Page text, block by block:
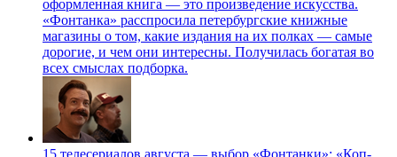
оформленная книга — это произведение искусства.
«Фонтанка» расспросила петербургские книжные
магазины о том, какие издания на их полках — самые
дорогие, и чем они интересны. Получилась богатая во
всех смыслах подборка.